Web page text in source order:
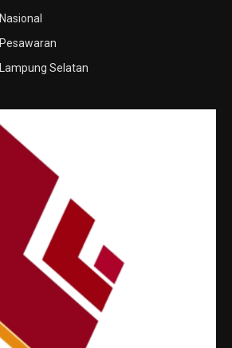
Nasional
Pesawaran
Lampung Selatan